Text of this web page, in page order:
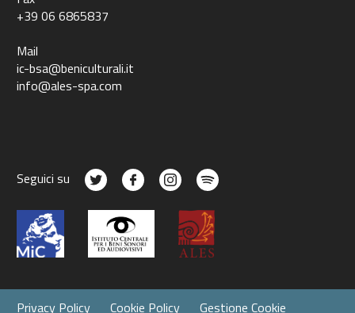
+39 06 6865837
Mail
ic-bsa@beniculturali.it
info@ales-spa.com
Seguici su
Privacy Policy Cookie Policy Gestione Cookie